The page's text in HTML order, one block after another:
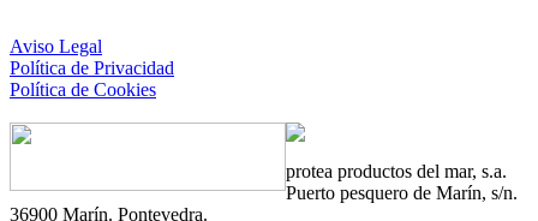
Aviso Legal
Política de Privacidad
Política de Cookies
protea productos del mar, s.a.
Puerto pesquero de Marín, s/n.
36900 Marín. Pontevedra.